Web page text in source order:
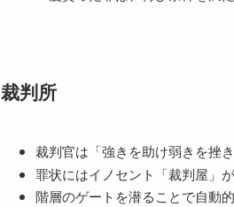
裁判所
裁判官は「強きを助け弱きを挫
罪状にはイノセント「裁判屋」
階層のゲートを潜ることで自動